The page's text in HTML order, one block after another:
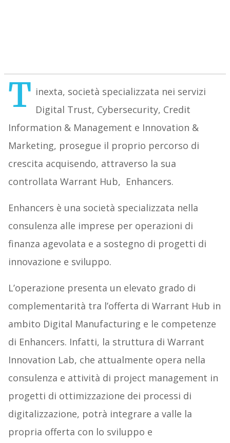
T inexta, società specializzata nei servizi
Digital Trust, Cybersecurity, Credit
Information & Management e Innovation &
Marketing, prosegue il proprio percorso di
crescita acquisendo, attraverso la sua
controllata Warrant Hub, Enhancers.
Enhancers è una società specializzata nella
consulenza alle imprese per operazioni di
finanza agevolata e a sostegno di progetti di
innovazione e sviluppo.
L’operazione presenta un elevato grado di
complementarità tra l’offerta di Warrant Hub in
ambito Digital Manufacturing e le competenze
di Enhancers. Infatti, la struttura di Warrant
Innovation Lab, che attualmente opera nella
consulenza e attività di project management in
progetti di ottimizzazione dei processi di
digitalizzazione, potrà integrare a valle la
propria offerta con lo sviluppo e